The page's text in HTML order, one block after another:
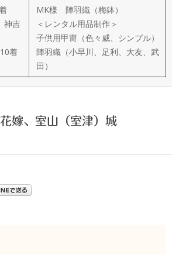
神吉
着
MK様 陣羽織（梅鉢）
＜レンタル用品制作＞
子供用甲冑（色々威、シンプル）
陣羽織（小早川、足利、大友、武
田）
嫁、室山（室津）城